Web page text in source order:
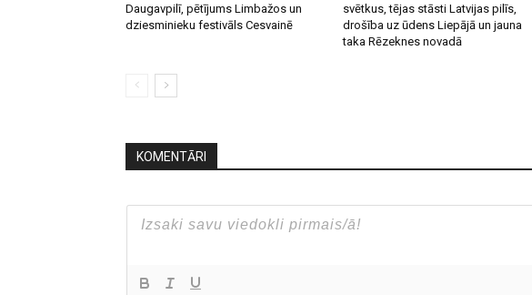
Daugavpilī, pētījums Limbažos un
dziesminieku festivāls Cesvainē
svētkus, tējas stāsti Latvijas pilīs,
drošība uz ūdens Liepājā un jauna
taka Rēzeknes novadā
KOMENTĀRI